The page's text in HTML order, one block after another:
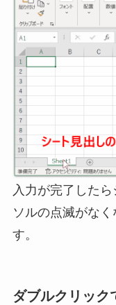
入力が完了した
ソルの点滅がな
す。
ダブルクリック